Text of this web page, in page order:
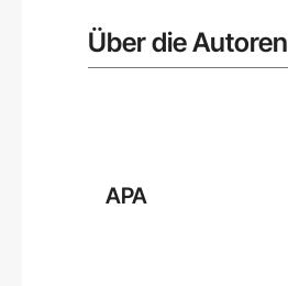
Über die Autoren
APA